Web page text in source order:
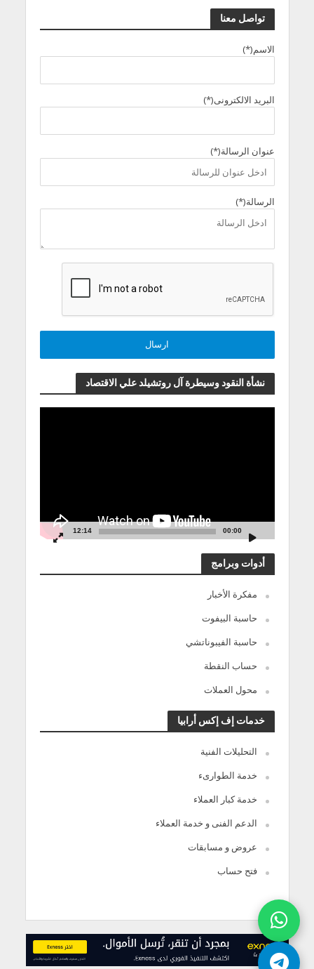
تواصل معنا
الاسم(*)
البريد الالكترونى(*)
عنوان الرسالة(*)
الرسالة(*)
نشأة النقود وسيطرة آل روتشيلد علي الاقتصاد
00:00
12:14
أدوات وبرامج
مفكرة الأخبار
حاسبة البيفوت
حاسبة الفيبوناتشي
حساب النقطة
محول العملات
خدمات إف إكس أرابيا
التحليلات الفنية
خدمة الطوارىء
خدمة كبار العملاء
الدعم الفنى و خدمة العملاء
عروض و مسابقات
فتح حساب